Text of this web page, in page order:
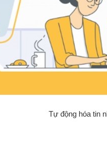
Tự động hóa tin